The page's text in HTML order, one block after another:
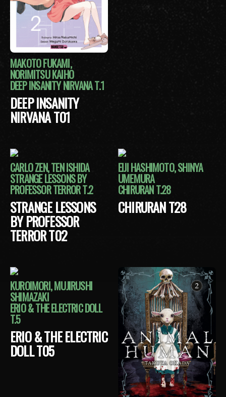
MAKOTO FUKAMI,
NORIMITSU KAIHO
DEEP INSANITY NIRVANA T.1
DEEP INSANITY
NIRVANA T01
CARLO ZEN, TEN ISHIDA
STRANGE LESSONS BY
PROFESSOR TERROR T.2
STRANGE LESSONS
BY PROFESSOR
TERROR T02
EIJI HASHIMOTO, SHINYA
UMEMURA
CHIRURAN T.28
CHIRURAN T28
KUROIMORI, MUJIRUSHI
SHIMAZAKI
ERIO & THE ELECTRIC DOLL
T.5
ERIO & THE ELECTRIC
DOLL T05